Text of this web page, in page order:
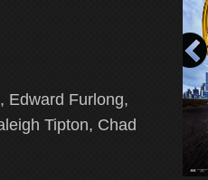
Edward Furlong,
Tipton, Chad